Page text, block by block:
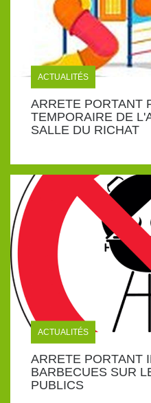
ACTUALITÉS
ARRETE PORTANT
TEMPORAIRE DE
SALLE DU RICHAT
ACTUALITÉS
ARRETE PORTANT
BARBECUES SUR
PUBLICS